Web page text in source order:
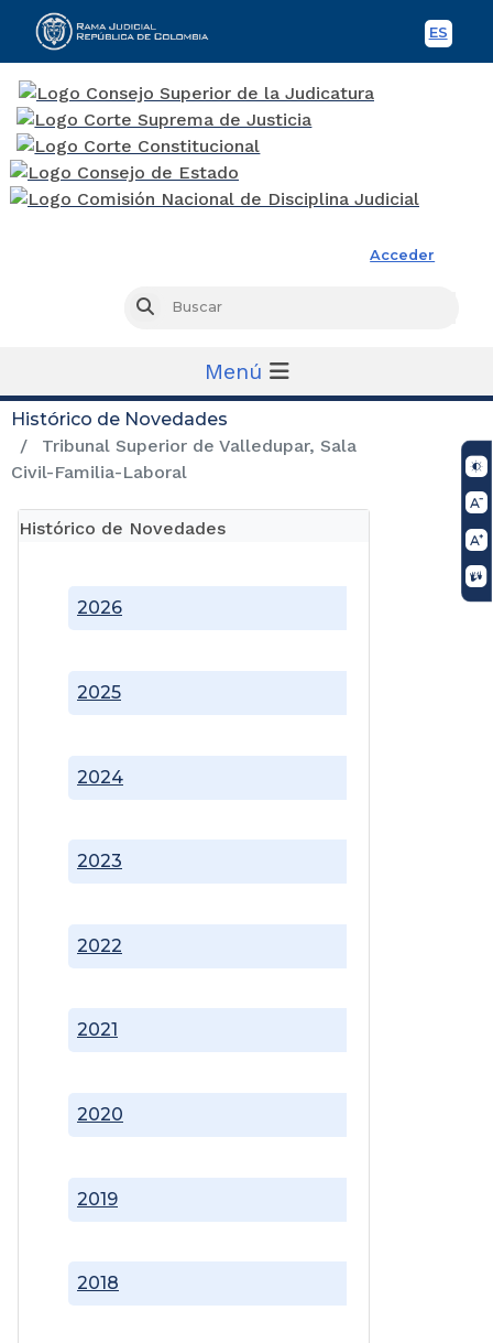
ES
Acceder
Buscar
Menú
Histórico de Novedades
Tribunal Superior de Valledupar, Sala
Civil-Familia-Laboral
Histórico de Novedades
2018
2019
2020
2021
2022
2023
2024
2025
2026